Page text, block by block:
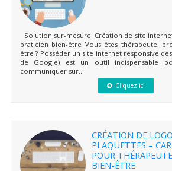
Solution sur-mesure! Création de site
praticien bien-être Vous êtes thérapeute,
être ? Posséder un site internet responsive
de Google) est un outil indispensable
communiquer sur...
Cliquez ici
CRÉATION DE
PLAQUETTES –
POUR
BIEN-ÊTRE